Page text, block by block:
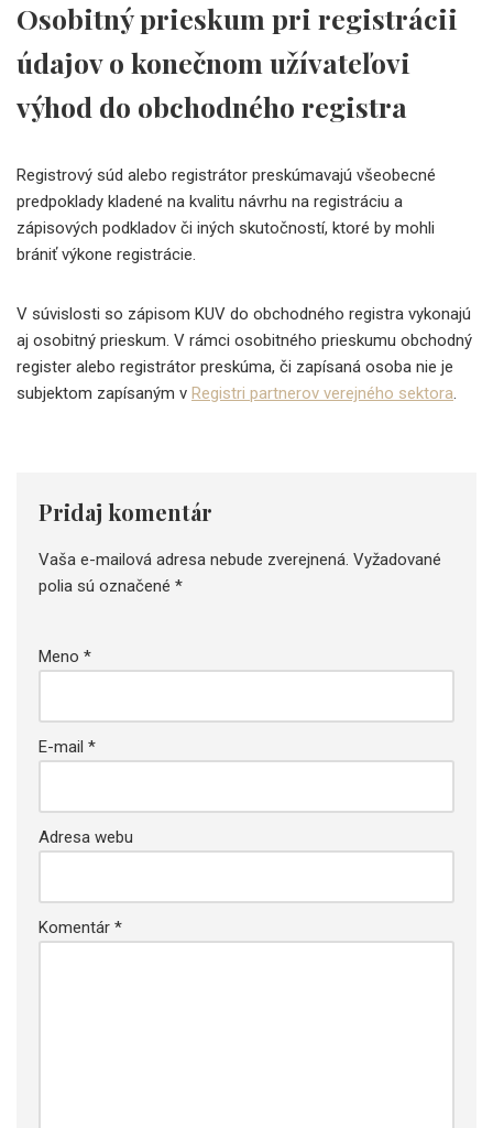
Osobitný prieskum pri registrácii
údajov o konečnom užívateľovi
výhod do obchodného registra
Registrový súd alebo registrátor preskúmavajú všeobecné
predpoklady kladené na kvalitu návrhu na registráciu a
zápisových podkladov či iných skutočností, ktoré by mohli
brániť výkone registrácie.
V súvislosti so zápisom KUV do obchodného registra vykonajú
aj osobitný prieskum. V rámci osobitného prieskumu obchodný
register alebo registrátor preskúma, či zapísaná osoba nie je
subjektom zapísaným v Registri partnerov verejného sektora.
Pridaj komentár
Vaša e-mailová adresa nebude zverejnená. Vyžadované
polia sú označené *
Meno *
E-mail *
Adresa webu
Komentár *